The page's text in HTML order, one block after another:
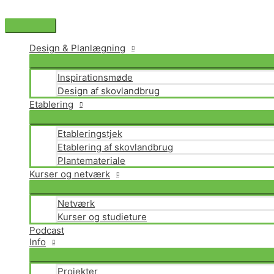
til
indholdetHovedmenu
Design & Planlægning
Inspirationsmøde
Design af skovlandbrug
Etablering
Etableringstjek
Etablering af skovlandbrug
Plantemateriale
Kurser og netværk
Netværk
Kurser og studieture
Podcast
Info
Projekter